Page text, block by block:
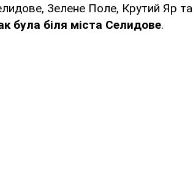
Зелене Поле, Крутий Яр та
була біля міста Селидове.